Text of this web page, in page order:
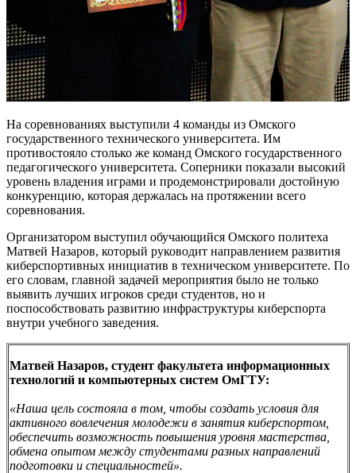
На соревнованиях выступили 4 команды из Омского
государственного технического университета. Им
противостояло столько же команд Омского государственного
педагогического университета. Соперники показали высокий
уровень владения играми и продемонстрировали достойную
конкуренцию, которая держалась на протяжении всего
соревнования.
Организатором выступил обучающийся Омского политеха
Матвей Назаров, который руководит направлением развития
киберспортивных инициатив в техническом университете. По
его словам, главной задачей мероприятия было не только
выявить лучших игроков среди студентов, но и
поспособствовать развитию инфраструктуры киберспорта
внутри учебного заведения.
Матвей Назаров, студент факультета информационных
технологий и компьютерных систем ОмГТУ:
«Наша цель состояла в том, чтобы создать условия для
активного вовлечения молодежи в занятия киберспортом,
обеспечить возможность повышения уровня мастерства,
обмена опытом между студентами разных направлений
подготовки и специальностей».